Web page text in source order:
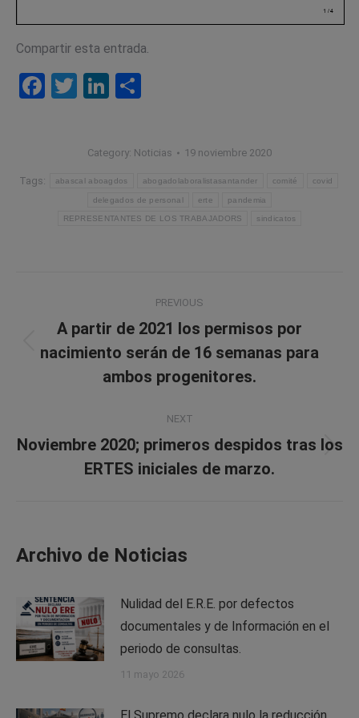
Compartir esta entrada.
Facebook
TwitterLinkedIn
Category: Noticias 19 noviembre 2020
Tags: abascal aboagdos abogadolaboralistasantander comité covid
delegados de personal erte pandemia
REPRESENTANTES DE LOS TRABAJADORS sindicatos
navigation
PREVIOUS
Previous
post:
A partir de 2021 los permisos por
nacimiento serán de 16 semanas para
ambos progenitores.
NEXT
Next
post:
Noviembre 2020; primeros despidos tras los
ERTES iniciales de marzo.
Archivo de Noticias
Nulidad del E.R.E. por defectos
documentales y de Información en el
periodo de consultas.
11 mayo 2026